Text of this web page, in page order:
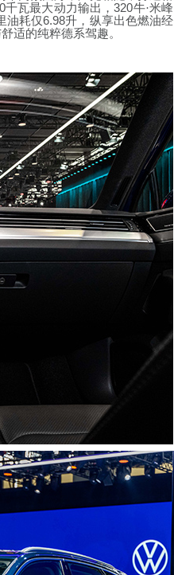
千瓦最大动力输出，320牛·米峰
油耗仅6.98升，纵享出色燃油经
适的纯粹德系驾趣。